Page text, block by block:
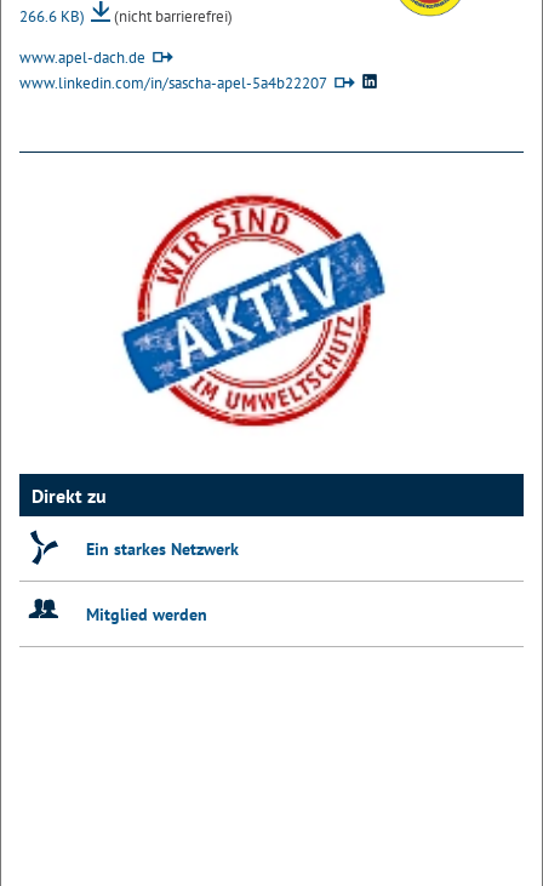
266.6 KB)
(nicht barrierefrei)
www.apel-dach.de
www.linkedin.com/in/sascha-apel-5a4b22207
Direkt zu
Ein starkes Netzwerk
Mitglied werden